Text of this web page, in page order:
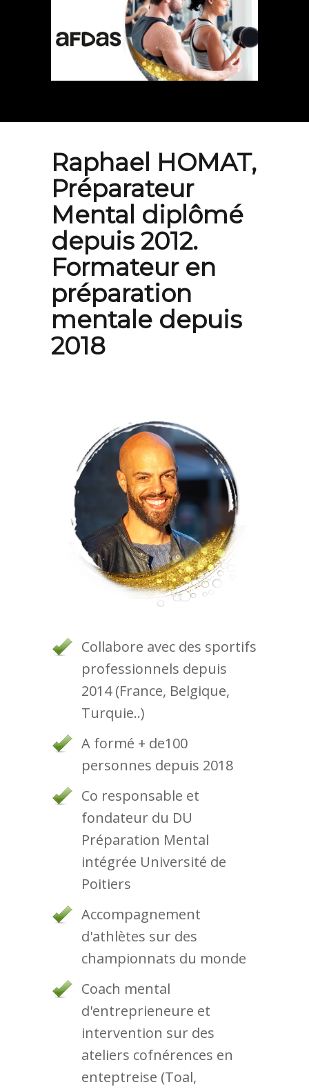
Raphael HOMAT,
Préparateur
Mental diplômé
depuis 2012.
Formateur en
préparation
mentale depuis
2018
Collabore avec des sportifs
professionnels depuis
2014 (France, Belgique,
Turquie..)
A formé + de100
personnes depuis 2018
Co responsable et
fondateur du DU
Préparation Mental
intégrée Université de
Poitiers
Accompagnement
d'athlètes sur des
championnats du monde
Coach mental
d'entreprieneure et
intervention sur des
ateliers cofnérences en
enteptreise (Toal,